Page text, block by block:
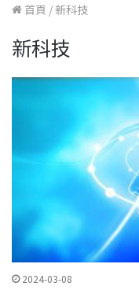
首頁 /新科技
新科技
2024-03-08